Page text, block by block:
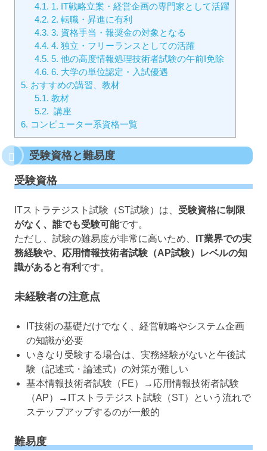
4.1. 1. IT戦略立案・経営企画の専門家として活躍
4.2. 2. 転職・昇進に有利
4.3. 3. 資格手当・報奨金の対象となる
4.4. 4. 独立・フリーランスとしての活躍
4.5. 5. 他の高度情報処理技術者試験の午前I免除
4.6. 6. 大学の単位認定・入試優遇
5. おすすめの講習、教材
5.1. 教材
5.2. 講座
6. コンピューター系資格一覧
受験資格と難易度
受験資格
ITストラテジスト試験（ST試験）は、 受験資格に制限
がなく、誰でも受験可能です。
ただし、試験の難易度が非常に高いため、
IT業界での実
務経験や、応用情報技術者試験（AP試験）レベルの知
識があると有利 です。
未経験者の注意点
IT技術の基礎だけでなく、経営戦略やシステム企画
の知識が必要
いきなり受験する場合は、実務経験がないと午後試
験（記述式・論述式）の対策が難しい
基本情報技術者試験（FE）→応用情報技術者試験
（AP）→ITストラテジスト試験（ST）という流れで
ステップアップするのが一般的
難易度